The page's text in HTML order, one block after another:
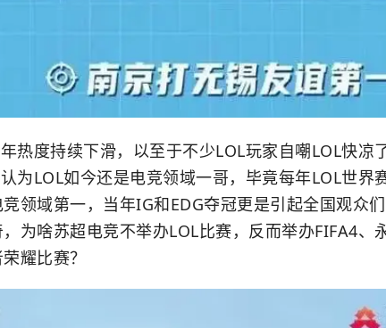
热度持续下滑，以至于不少LOL玩家自嘲LOL快凉
为LOL如今还是电竞领域一哥，毕竟每年LOL世界
领域第一，当年IG和EDG夺冠更是引起全国观众
为啥苏超电竞不举办LOL比赛，反而举办FIFA4、
耀比赛？